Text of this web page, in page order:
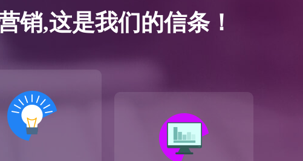
销,这是我们的信条！